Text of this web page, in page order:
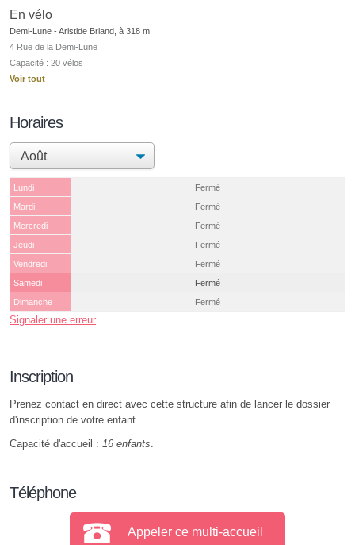
En vélo
Demi-Lune - Aristide Briand, à 318 m
4 Rue de la Demi-Lune
Capacité : 20 vélos
Voir tout
Horaires
Lundi
Fermé
Mardi
Fermé
Mercredi
Fermé
Jeudi
Fermé
Vendredi
Fermé
Samedi
Fermé
Dimanche
Fermé
Signaler une erreur
Inscription
Prenez contact en direct avec cette structure afin de lancer le dossier
d'inscription de votre enfant.
Capacité d'accueil : 16 enfants
Téléphone
Appeler ce multi-accueil